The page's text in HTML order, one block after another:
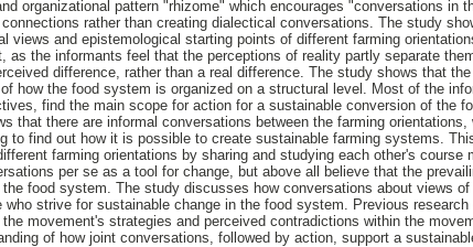
organizational pattern "rhizome" which encourages "conversations in
rather than creating dialectical conversations. The study
views and epistemological starting points of different farming
as the informants feel that the perceptions of reality partly separate
difference, rather than a real difference. The study shows that
how the food system is organized on a structural level. Most of the
find the main scope for action for a sustainable conversion of the
that there are informal conversations between the farming orientations,
to find out how it is possible to create sustainable farming systems.
farming orientations by sharing and studying each other's course
per se as a tool for change, but above all believe that the
food system. The study discusses how conversations about views of
who strive for sustainable change in the food system. Previous
movement's strategies and perceived contradictions within the
of how joint conversations, followed by action, support a